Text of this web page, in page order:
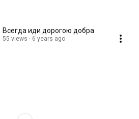
Всегда иди дорогою добра
55 views 6 years ago